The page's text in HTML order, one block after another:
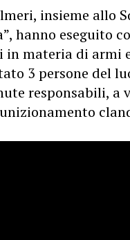
insieme allo
hanno eseguito
in materia di armi
3 persone del
responsabili, a